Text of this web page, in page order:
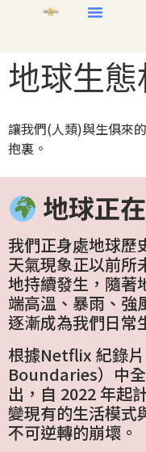
地球生態
讓我們(人類)與生俱來
抱裏。
地球正
我們正身處地球歷
天氣現象正以前所
地持續發生，隨
端高溫、暴雨、強
逐漸成為我們日常
根據Netflix 紀錄
Boundaries）中
出，自 2022 年起
變現有的生活模式
不可逆轉的崩壞。